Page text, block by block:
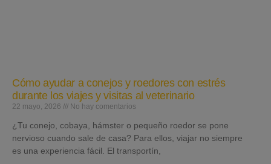
Cómo ayudar a conejos y roedores con estrés
durante los viajes y visitas al veterinario
22 mayo, 2026 No hay comentarios
¿Tu conejo, cobaya, hámster o pequeño roedor se pone
nervioso cuando sale de casa? Para ellos, viajar no siempre
es una experiencia fácil. El transportín,